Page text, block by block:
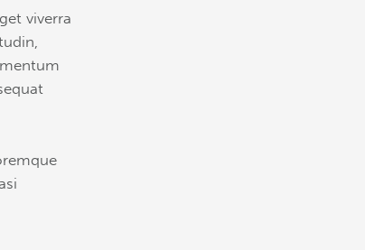
viverra